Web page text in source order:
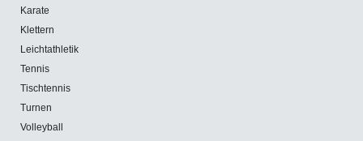
Karate
Klettern
Leichtathletik
Tennis
Tischtennis
Turnen
Volleyball